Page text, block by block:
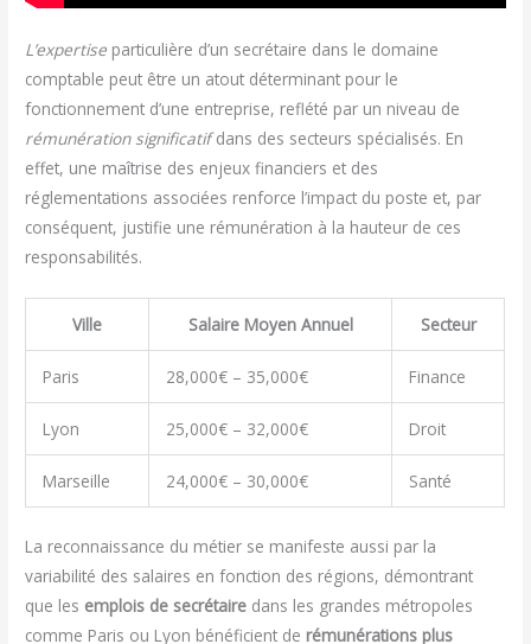
L’expertise particulière d’un secrétaire dans le domaine
comptable peut être un atout déterminant pour le
fonctionnement d’une entreprise, reflété par un niveau de
rémunération significatifdans des secteurs spécialisés. En
effet, une maîtrise des enjeux financiers et des
réglementations associées renforce l’impact du poste et, par
conséquent, justifie une rémunération à la hauteur de ces
responsabilités.
Ville Salaire Moyen Annuel Secteur
Paris 28,000€ – 35,000€ Finance
Lyon 25,000€ – 32,000€ Droit
Marseille 24,000€ – 30,000€ Santé
La reconnaissance du métier se manifeste aussi par la
variabilité des salaires en fonction des régions, démontrant
que les emplois de secrétaire dans les grandes métropoles
comme Paris ou Lyon bénéficient de rémunérations plus